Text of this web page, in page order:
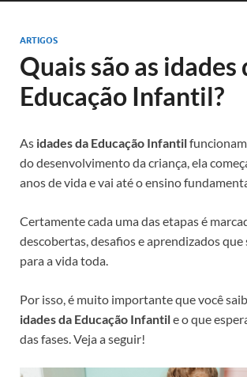
ARTIGOS
Quais são as idades
Educação Infantil?
As idades da Educação Infantil
do desenvolvimento da criança, ela
anos de vida e vai até o ensino
Certamente cada uma das etapas é
descobertas, desafios e aprendizados que
para a vida toda.
Por isso, é muito importante que você
idades da Educação Infantile o que
das fases. Veja a seguir!